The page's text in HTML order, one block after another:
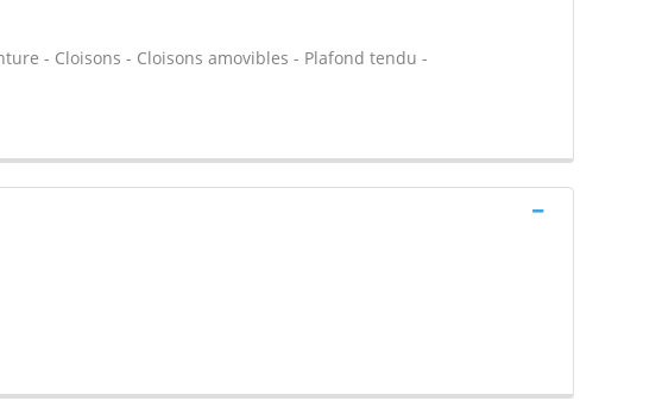
- Cloisons - Cloisons amovibles - Plafond tendu -